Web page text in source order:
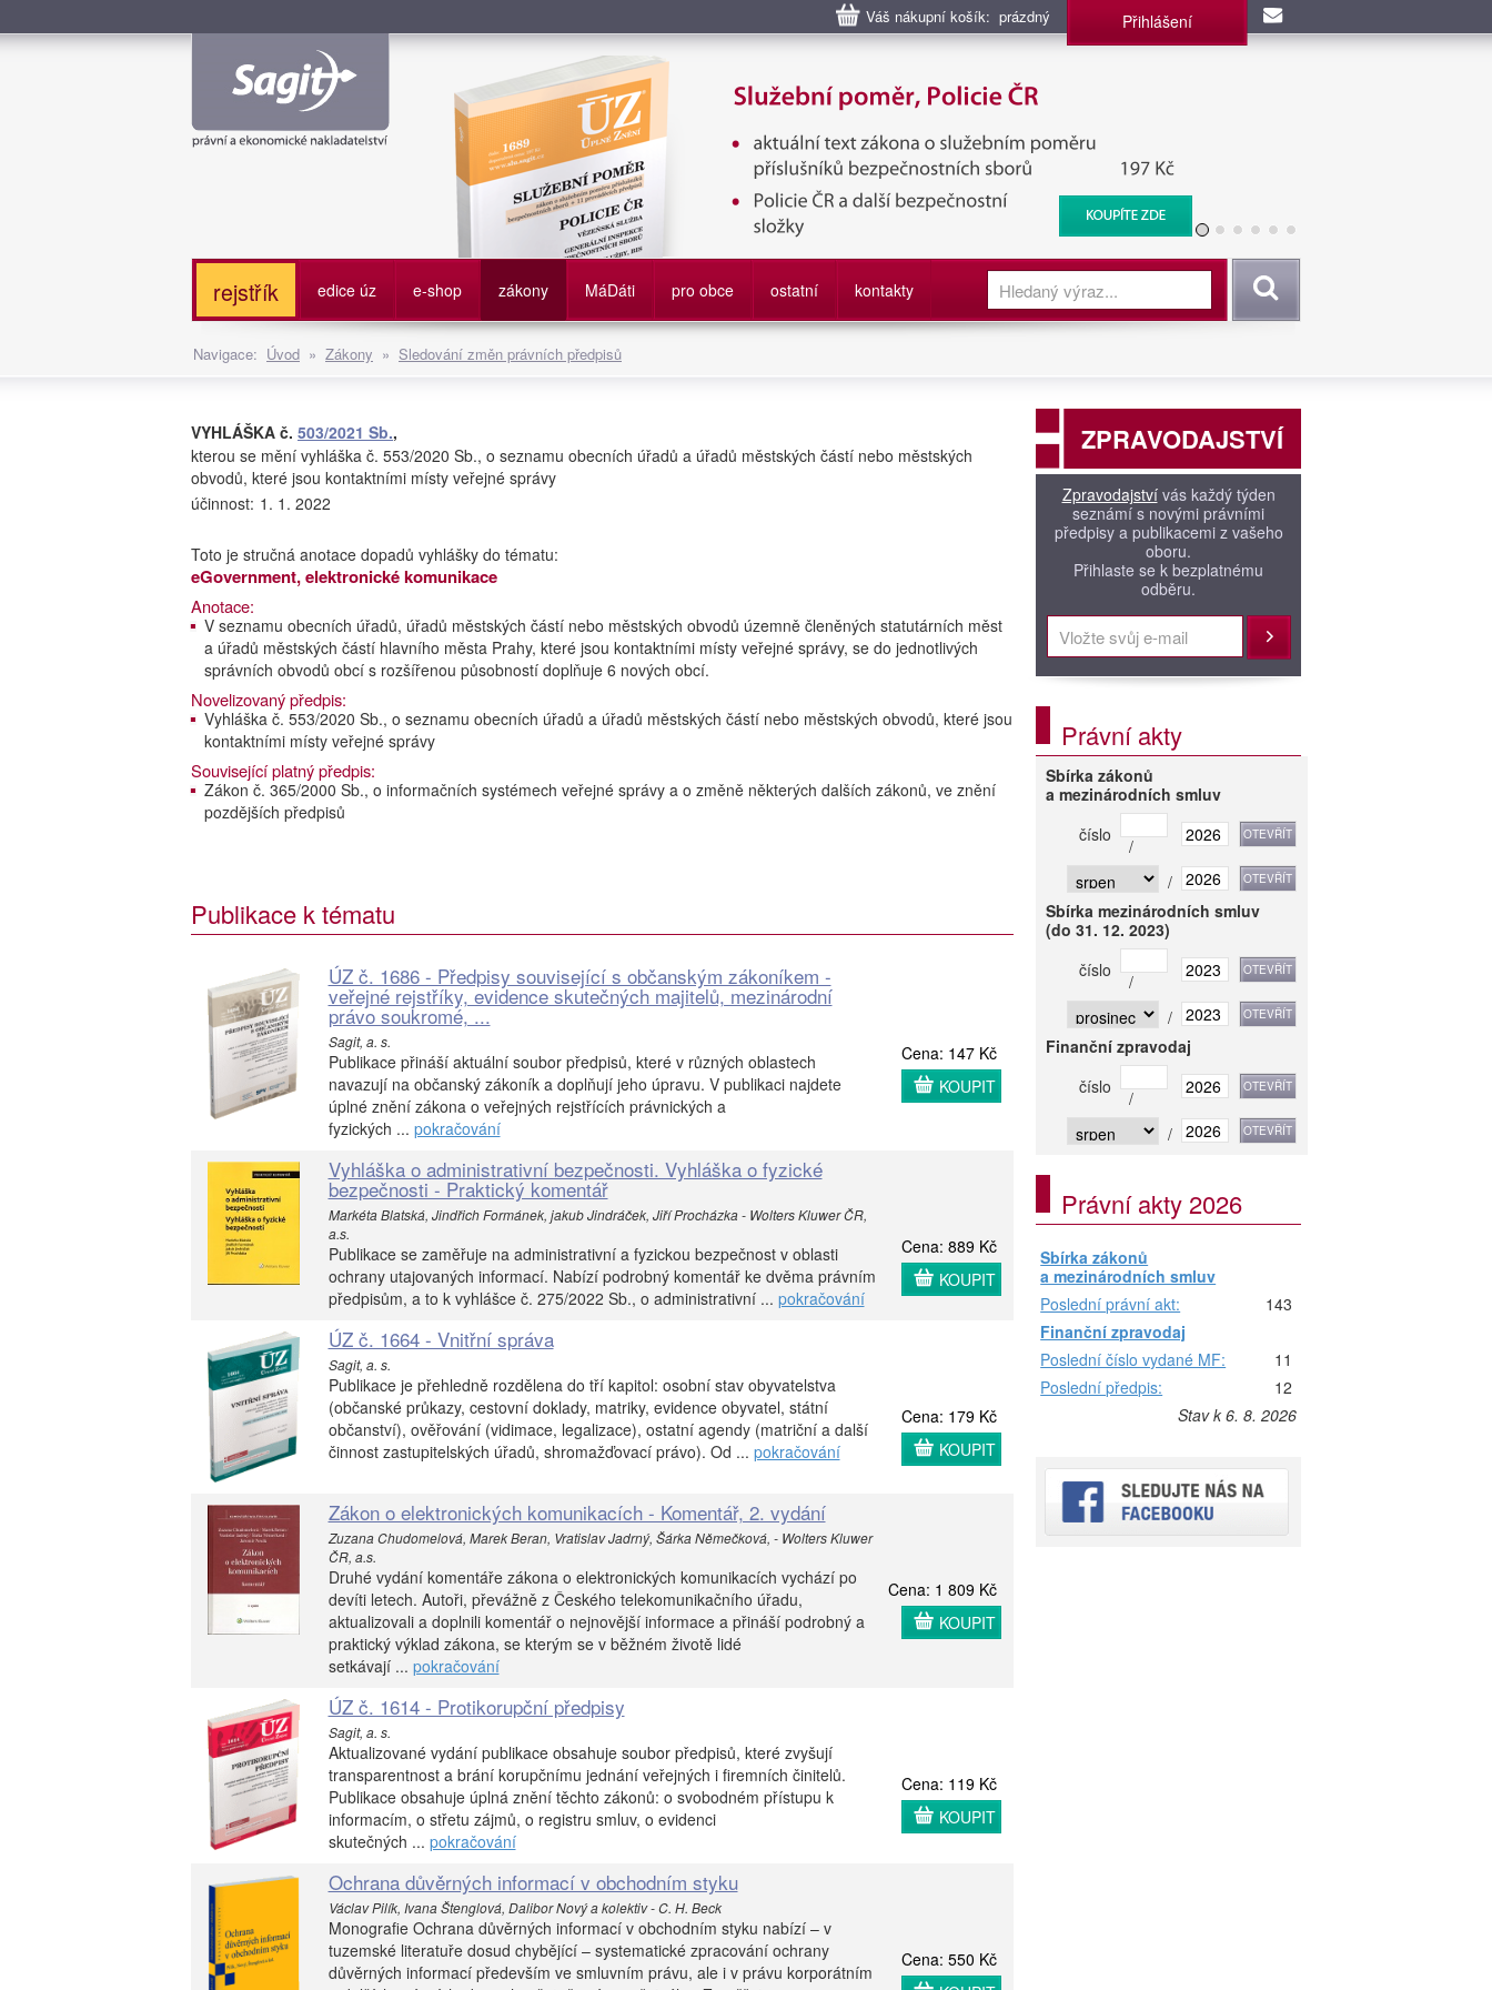
Váš nákupní košík: prázdný Přihlášení
Služební poměr příslušníků bezpečnostních sborů, Policie ČR, Vězeňská služba, BIS, Zpravodajské
služby
rejstřík edice úz e-shop zákony MáDáti pro obce ostatní kontakty Vyhledat
Navigace: Úvod » Zákony » Sledování změn právních předpisů
VYHLÁŠKA č. 503/2021 Sb.,
kterou se mění vyhláška č. 553/2020 Sb., o seznamu obecních úřadů a úřadů městských částí nebo městských
obvodů, které jsou kontaktními místy veřejné správy
účinnost: 1. 1. 2022
Toto je stručná anotace dopadů vyhlášky do tématu:
eGovernment, elektronické komunikace
Anotace:
V seznamu obecních úřadů, úřadů městských částí nebo městských obvodů územně členěných statutárních měst
a úřadů městských částí hlavního města Prahy, které jsou kontaktními místy veřejné správy, se do jednotlivých
správních obvodů obcí s rozšířenou působností doplňuje 6 nových obcí.
Novelizovaný předpis:
Vyhláška č. 553/2020 Sb., o seznamu obecních úřadů a úřadů městských částí nebo městských obvodů, které jsou
kontaktními místy veřejné správy
Související platný předpis:
Zákon č. 365/2000 Sb., o informačních systémech veřejné správy a o změně některých dalších zákonů, ve znění
pozdějších předpisů
Publikace k tématu
ÚZ č. 1686 - Předpisy související s občanským zákoníkem -
veřejné rejstříky, evidence skutečných majitelů, mezinárodní
právo soukromé, ...
Sagit, a. s.
Publikace přináší aktuální soubor předpisů, které v různých oblastech
navazují na občanský zákoník a doplňují jeho úpravu. V publikaci najdete
úplné znění zákona o veřejných rejstřících právnických a
fyzických ... pokračování
Cena: 147 Kč
KOUPIT
Vyhláška o administrativní bezpečnosti. Vyhláška o fyzické
bezpečnosti - Praktický komentář
Markéta Blatská, Jindřich Formánek, jakub Jindráček, Jiří Procházka - Wolters Kluwer ČR,
a.s.
Publikace se zaměřuje na administrativní a fyzickou bezpečnost v oblasti
ochrany utajovaných informací. Nabízí podrobný komentář ke dvěma právním
předpisům, a to k vyhlášce č. 275/2022 Sb., o administrativní ... pokračování
Cena: 889 Kč
KOUPIT
ÚZ č. 1664 - Vnitřní správa
Sagit, a. s.
Publikace je přehledně rozdělena do tří kapitol: osobní stav obyvatelstva
(občanské průkazy, cestovní doklady, matriky, evidence obyvatel, státní
občanství), ověřování (vidimace, legalizace), ostatní agendy (matriční a další
činnost zastupitelských úřadů, shromažďovací právo). Od ... pokračování
Cena: 179 Kč
KOUPIT
Zákon o elektronických komunikacích - Komentář, 2. vydání
Zuzana Chudomelová, Marek Beran, Vratislav Jadrný, Šárka Němečková, - Wolters Kluwer
ČR, a.s.
Druhé vydání komentáře zákona o elektronických komunikacích vychází po
devíti letech. Autoři, převážně z Českého telekomunikačního úřadu,
aktualizovali a doplnili komentář o nejnovější informace a přináší podrobný a
praktický výklad zákona, se kterým se v běžném životě lidé
setkávají ... pokračování
Cena: 1 809 Kč
KOUPIT
ÚZ č. 1614 - Protikorupční předpisy
Sagit, a. s.
Aktualizované vydání publikace obsahuje soubor předpisů, které zvyšují
transparentnost a brání korupčnímu jednání veřejných i firemních činitelů.
Publikace obsahuje úplná znění těchto zákonů: o svobodném přístupu k
informacím, o střetu zájmů, o registru smluv, o evidenci
skutečných ... pokračování
Cena: 119 Kč
KOUPIT
Ochrana důvěrných informací v obchodním styku
Václav Pilík, Ivana Štenglová, Dalibor Nový a kolektiv - C. H. Beck
Monografie Ochrana důvěrných informací v obchodním styku nabízí – v
tuzemské literatuře dosud chybějící – systematické zpracování ochrany
důvěrných informací především ve smluvním právu, ale i v právu korporátním
Cena: 550 Kč
ZPRAVODAJSTVÍ
Zpravodajstvívás každý týden
seznámí s novými právními
předpisy a publikacemi z vašeho
oboru.
Přihlaste se k bezplatnému
odběru.
Přihlásit
Právní akty
Sbírka zákonů
a mezinárodních smluv
číslo
/
/
Sbírka mezinárodních smluv
(do 31. 12. 2023)
číslo
/
/
Finanční zpravodaj
číslo
/
/
Právní akty 2026
Sbírka zákonů
a mezinárodních smluv
Poslední právní akt:
143
Finanční zpravodaj
Poslední číslo vydané MF:
11
Poslední předpis:
12
Stav k 6. 8. 2026